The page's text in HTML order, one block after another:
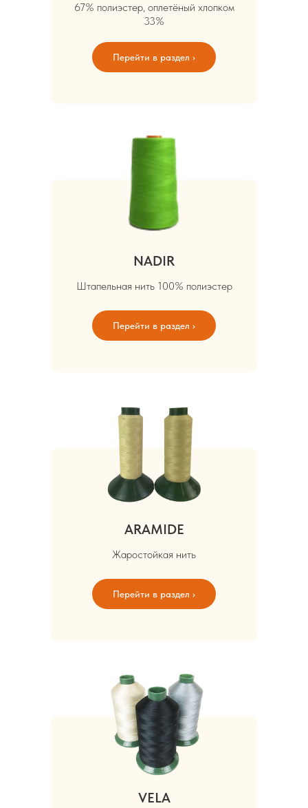
67% полиэстер, оплетёный хлопком
33%
Перейти в раздел ›
NADIR
Штапельная нить 100% полиэстер
Перейти в раздел ›
ARAMIDE
Жаростойкая нить
Перейти в раздел ›
VELA